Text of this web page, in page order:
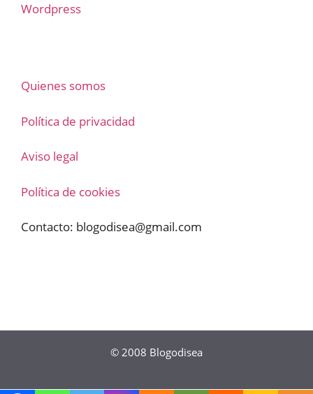
Wordpress
Quienes somos
Política de privacidad
Aviso legal
Política de cookies
Contacto: blogodisea@gmail.com
© 2008 Blogodisea